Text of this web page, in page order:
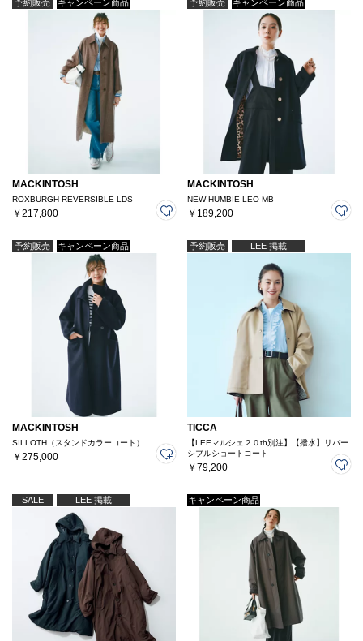
予約販売 キャンペーン商品
MACKINTOSH
ROXBURGH REVERSIBLE LDS
￥217,800
予約販売 キャンペーン商品
MACKINTOSH
NEW HUMBIE LEO MB
￥189,200
予約販売 キャンペーン商品
MACKINTOSH
SILLOTH（スタンドカラーコート）
￥275,000
予約販売 LEE 掲載
TICCA
【LEEマルシェ２０th別注】【撥水】リバー
シブルショートコート
￥79,200
SALE LEE 掲載 キャンペーン商品